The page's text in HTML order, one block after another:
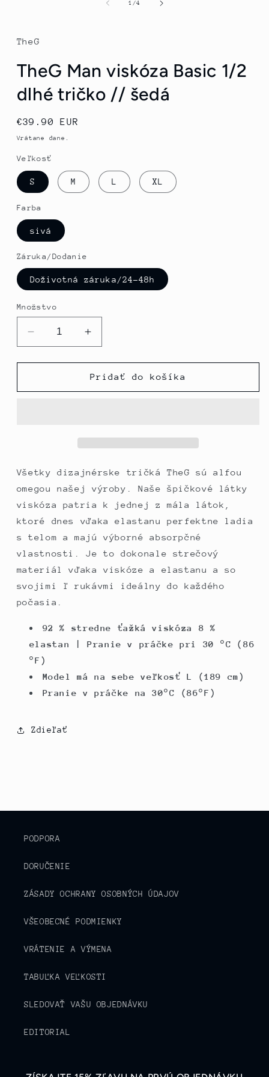
1 /z4
TheG
TheG Man viskóza Basic 1/2
dlhé tričko // šedá
Normálna
cena
€39.90 EUR
Vrátane dane.
Veľkosť
S M L XL
Farba
sivá
Záruka/Dodanie
Doživotná záruka/24-48h
Množstvo
Znížiť
množstvo
pre
Man
//
Zvýšte
množstvo
pre
TheG
Man
//
šedá
Pridať do košíka
Všetky dizajnérske tričká TheG sú alfou
omegou našej výroby. Naše špičkové látky
viskóza patria k jednej z mála látok,
ktoré dnes vďaka elastanu perfektne ladia
s telom a majú výborné absorpčné
vlastnosti. Je to dokonale strečový
materiál vďaka viskóze a elastanu a so
svojimi ľ rukávmi ideálny do každého
počasia.
92 % stredne ťažká viskóza 8 %
elastan | Pranie v práčke pri 30 °C (86
°F)
Model má na sebe veľkosť L (189 cm)
Pranie v práčke na 30°C (86°F)
Zdieľať
PODPORA
DORUČENIE
ZÁSADY OCHRANY OSOBNÝCH ÚDAJOV
VŠEOBECNÉ PODMIENKY
VRÁTENIE A VÝMENA
TABUĽKA VEĽKOSTI
SLEDOVAŤ VAŠU OBJEDNÁVKU
EDITORIAL